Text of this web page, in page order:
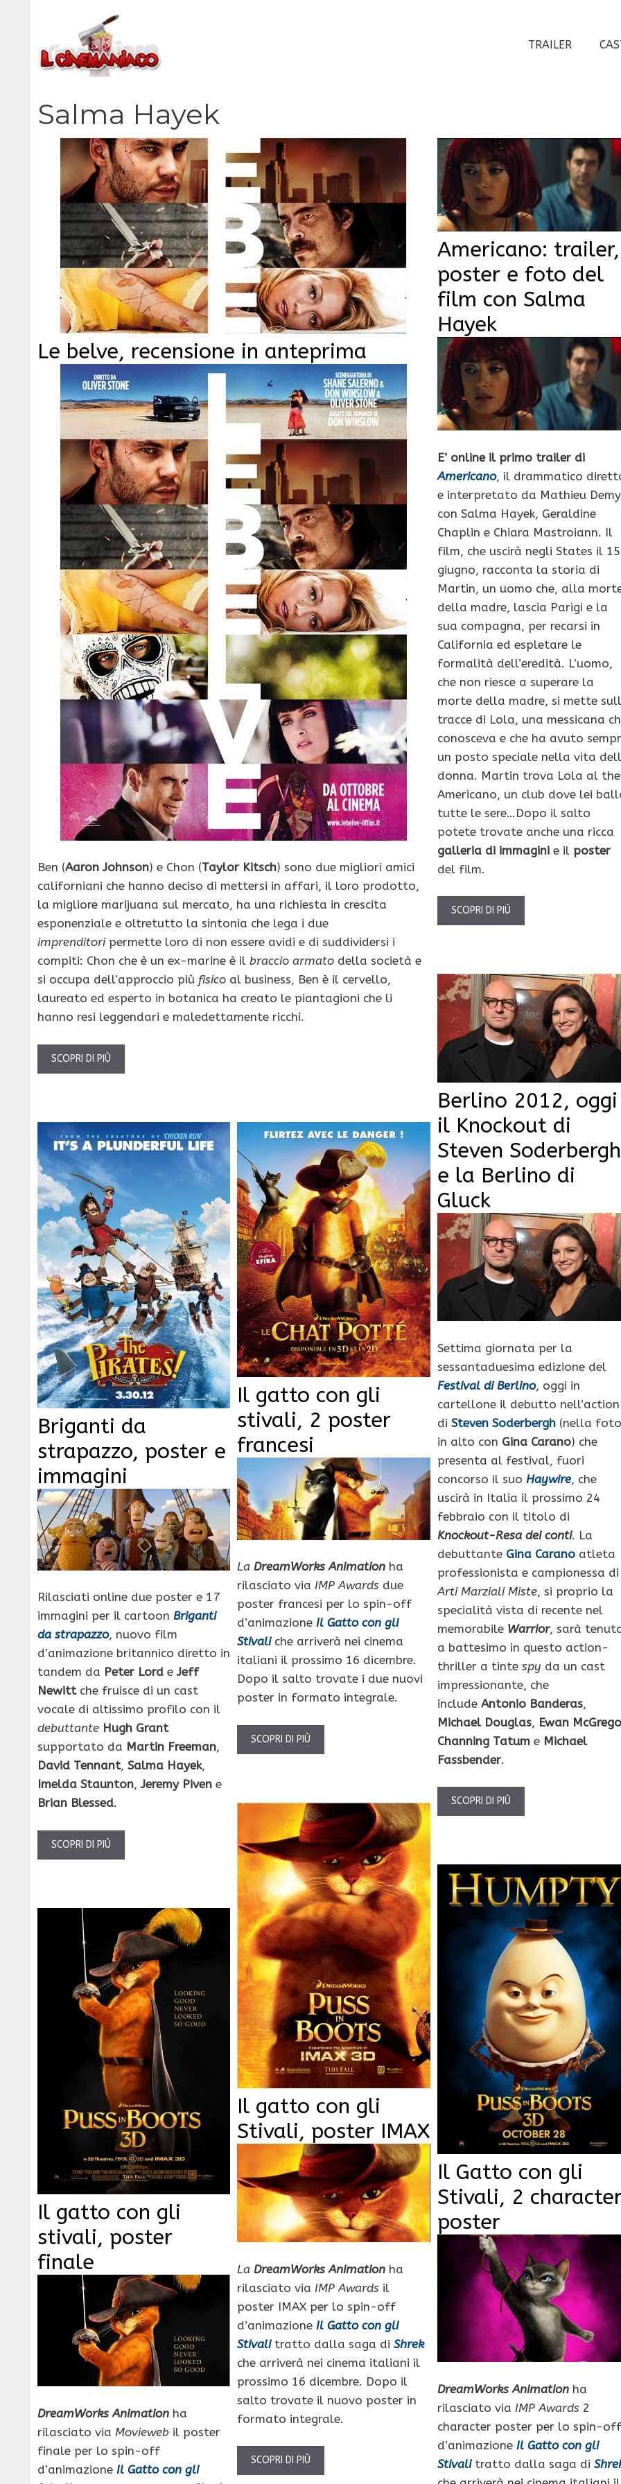
contenuto
TRAILER
Salma Hayek
Le belve, recensione in anteprima
Ben (Aaron Johnson) e Chon (Taylor Kitsch) sono due migliori amici
californiani che hanno deciso di mettersi in affari, il loro prodotto,
la migliore marijuana sul mercato, ha una richiesta in crescita
esponenziale e oltretutto la sintonia che lega i due
imprenditoripermette loro di non essere avidi e di suddividersi i
compiti: Chon che è un ex-marine è il braccio armato della società e
si occupa dell’approccio più fisico al business, Ben è il cervello,
laureato ed esperto in botanica ha creato le piantagioni che li
hanno resi leggendari e maledettamente ricchi.
SCOPRI DI PIÙ
Americano: trailer,
poster e foto del
film con Salma
Hayek
E’ online il primo trailer di
Americano, il drammatico
e interpretato da Mathieu
con Salma Hayek, Geraldine
Chaplin e Chiara Mastroiann. Il
film, che uscirà negli States il 15
giugno, racconta la storia di
Martin, un uomo che, alla
della madre, lascia Parigi e la
sua compagna, per recarsi in
California ed espletare le
formalità dell’eredità. L’uomo,
che non riesce a superare la
morte della madre, si mette
tracce di Lola, una messicana
conosceva e che ha avuto
un posto speciale nella vita
donna. Martin trova Lola al the
Americano, un club dove lei
tutte le sere…Dopo il salto
potete trovate anche una ricca
galleria di immaginie il poster
del film.
SCOPRI DI PIÙ
Berlino 2012, oggi
il Knockout di
Steven Soderbergh
e la Berlino di
Gluck
Settima giornata per la
sessantaduesima edizione del
Festival di Berlino, oggi in
cartellone il debutto nell’action
di Steven Soderbergh (nella foto
in alto con Gina Carano) che
presenta al festival, fuori
concorso il suo Haywire, che
uscirà in Italia il prossimo 24
febbraio con il titolo di
Knockout-Resa dei conti. La
debuttante Gina Caranoatleta
professionista e campionessa di
Arti Marziali Miste, si proprio la
specialità vista di recente nel
memorabile Warrior, sarà
a battesimo in questo action-
thriller a tintespy da un cast
impressionante, che
include Antonio Banderas,
Michael Douglas, Ewan
Channing Tatume Michael
Fassbender.
SCOPRI DI PIÙ
Briganti da
strapazzo, poster e
immagini
Rilasciati online due poster e 17
immagini per il cartoon Briganti
da strapazzo, nuovo film
d’animazione britannico diretto in
tandem da Peter Lord e Jeff
Newittche fruisce di un cast
vocale di altissimo profilo con il
debuttante Hugh Grant
supportato da Martin Freeman,
David Tennant, Salma Hayek,
Imelda Staunton,Jeremy Piven e
Brian Blessed.
SCOPRI DI PIÙ
Il gatto con gli
stivali, 2 poster
francesi
La DreamWorks Animation ha
rilasciato viaIMP Awards due
poster francesi per lo spin-off
d’animazioneIl Gatto con gli
Stivali che arriverà nei cinema
italiani il prossimo 16 dicembre.
Dopo il salto trovate i due nuovi
poster in formato integrale.
SCOPRI DI PIÙ
Il gatto con gli
Stivali, poster IMAX
La DreamWorks Animation ha
rilasciato via IMP Awards il
poster IMAX per lo spin-off
d’animazione Il Gatto con gli
Stivalitratto dalla saga di Shrek
che arriverà nei cinema italiani il
prossimo 16 dicembre. Dopo il
salto trovate il nuovo poster in
formato integrale.
SCOPRI DI PIÙ
Il Gatto con gli
Stivali, 2
poster
DreamWorks Animationha
rilasciato via IMP Awards 2
character poster per lo spin-off
d’animazione Il Gatto con gli
Stivalitratto dalla saga di
Il gatto con gli
stivali, poster
finale
DreamWorks Animation ha
rilasciato via Movieweb il poster
finale per lo spin-off
d’animazione Il Gatto con gli